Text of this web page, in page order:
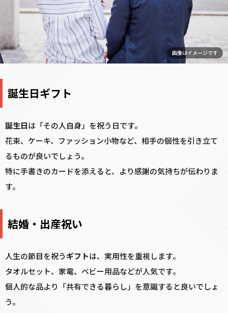
画像はイメージです
誕生日ギフト
誕生日は「その人自身」を祝う日です。
花束、ケーキ、ファッション小物など、相手の個性を引き立て
るものが良いでしょう。
特に手書きのカードを添えると、より感謝の気持ちが伝わりま
す。
結婚・出産祝い
人生の節目を祝うギフトは、実用性を重視します。
タオルセット、家電、ベビー用品などが人気です。
個人的な品より「共有できる暮らし」を意識すると良いでしょ
う。